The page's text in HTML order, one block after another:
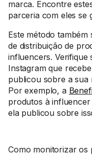
marca. Encontre
parceria com eles se
Este método
de distribuição de
influencers. Verifique
Instagram que
publicou sobre a sua
Por exemplo, a
produtos à
ela publicou sobre
Como monitorizar os